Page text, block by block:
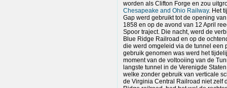
worden als Clifton Forge en zou
Chesapeake and Ohio Railway. Het
Gap werd gebruikt tot de opening
1858 en op de avond van 12 April
Spoor traject. Die nacht, werd de
Blue Ridge Railroad en op de
die werd omgeleid via de tunnel een
gebruik genomen was werd het
moment van de voltooiing van de
langste tunnel in de Verenigde
welke zonder gebruik van verticale
de Virginia Central Railroad niet zelf